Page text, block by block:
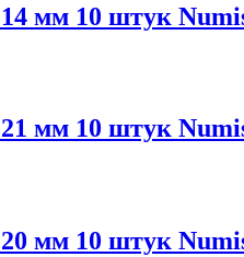
мм 10 штук
мм 10 штук
мм 10 штук